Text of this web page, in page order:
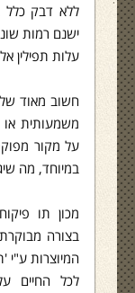
ללא דבק כלל
ישנם רמות
עלות תפילין אלו נעה בין
חשוב מאוד
משמעותית או
על מקור
במיוחד, מה
מכון תו
בצורה
המיוצרות
לכל החיים